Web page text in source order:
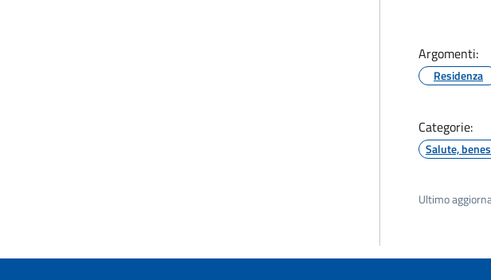
Argomenti:
Residenza
Categorie:
Salute,
Ultimo